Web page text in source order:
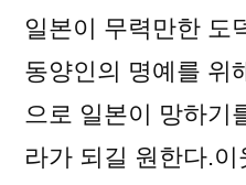
일본이 무력만한 도
동양인의 명예를 위
으로 일본이 망하기
라가 되길 원한다.